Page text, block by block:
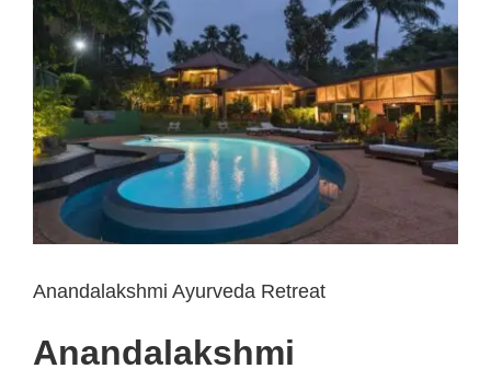
Bild
Anandalakshmi Ayurveda Retreat
Anandalakshmi